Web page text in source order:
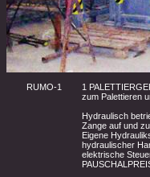
RUMO-1
1
zum Palettieren
Hydraulisch
Zange auf und
Eigene
hydraulischer
elektrische